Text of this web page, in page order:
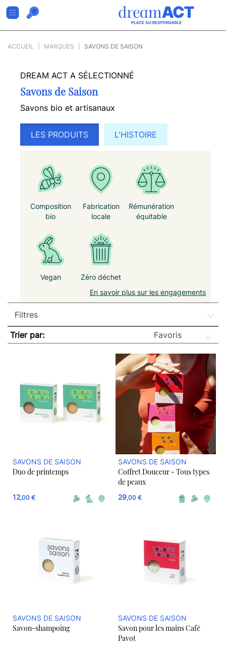
ACCUEIL MARQUES SAVONS DE SAISON
DREAM ACT A SÉLECTIONNÉ
Savons de Saison
Savons bio et artisanaux
LES PRODUITS L'HISTOIRE
Composition
bio
Fabrication
locale
Rémunération
équitable
Vegan
Zéro déchet
En savoir plus sur les engagements
Trier par:
SAVONS DE SAISON
Duo de printemps
12,00 €
SAVONS DE SAISON
Coffret Douceur - Tous types
de peaux
29,00 €
SAVONS DE SAISON
Savon-shampoing
SAVONS DE SAISON
Savon pour les mains Café
Pavot